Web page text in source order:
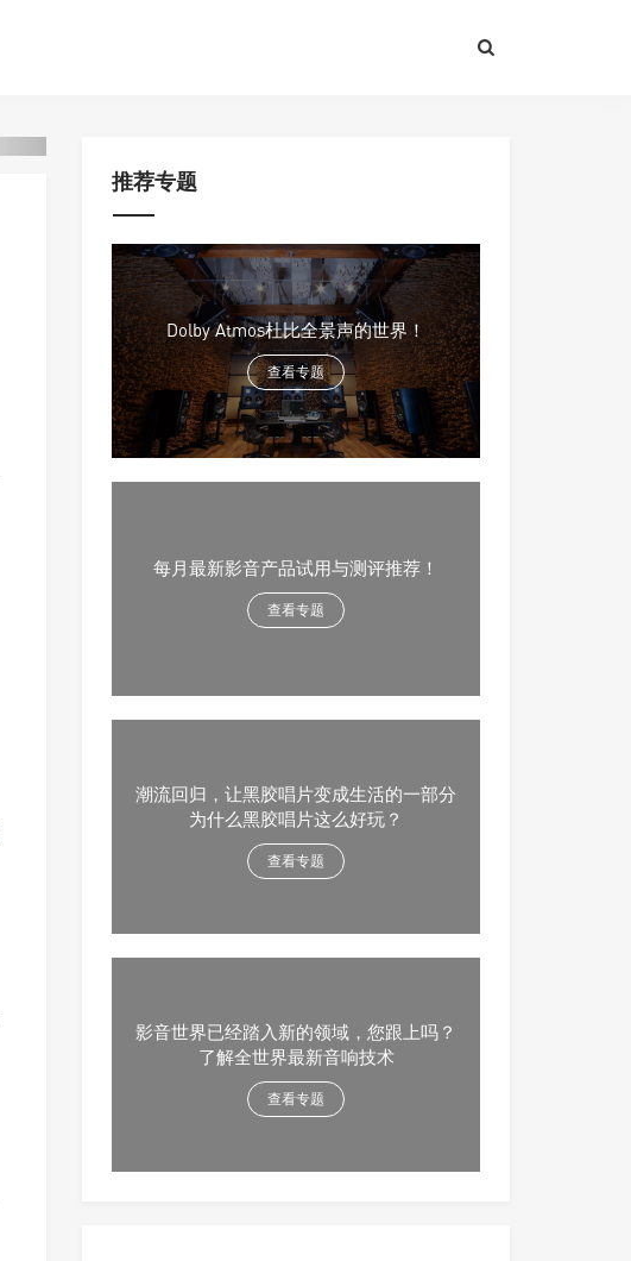
推荐专题
Dolby Atmos杜比全景声的世界！
查看专题
每月最新影音产品试用与测评推荐！
查看专题
潮流回归，让黑胶唱片变成生活的一部分
为什么黑胶唱片这么好玩？
查看专题
影音世界已经踏入新的领域，您跟上吗？
了解全世界最新音响技术
查看专题